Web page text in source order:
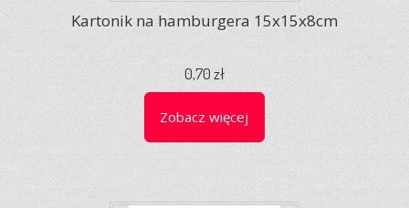
Kartonik na hamburgera 15x15x8cm
0,70 zł
Zobacz więcej